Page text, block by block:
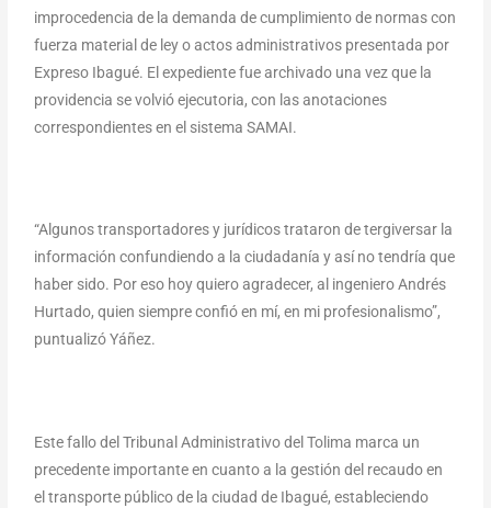
improcedencia de la demanda de cumplimiento de normas con
fuerza material de ley o actos administrativos presentada por
Expreso Ibagué. El expediente fue archivado una vez que la
providencia se volvió ejecutoria, con las anotaciones
correspondientes en el sistema SAMAI.
“Algunos transportadores y jurídicos trataron de tergiversar la
información confundiendo a la ciudadanía y así no tendría que
haber sido. Por eso hoy quiero agradecer, al ingeniero Andrés
Hurtado, quien siempre confió en mí, en mi profesionalismo”,
puntualizó Yáñez.
Este fallo del Tribunal Administrativo del Tolima marca un
precedente importante en cuanto a la gestión del recaudo en
el transporte público de la ciudad de Ibagué, estableciendo